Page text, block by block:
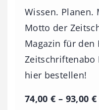
Wissen. Planen.
Motto der
Magazin für den
Zeitschriftenabo
hier bestellen!
74,00€ – 93,00 €P